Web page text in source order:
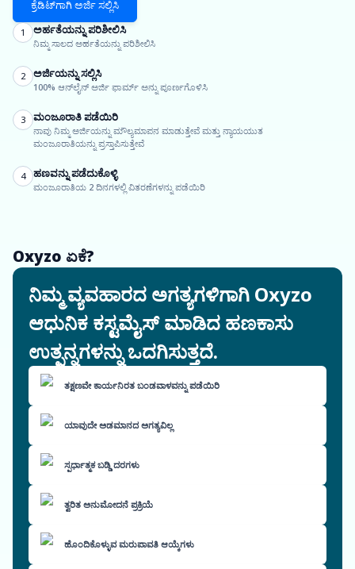
ಕ್ರೆಡಿಟ್‌ಗಾಗಿ ಅರ್ಜಿ ಸಲ್ಲಿಸಿ
1 ಅರ್ಹತೆಯನ್ನು ಪರಿಶೀಲಿಸಿ
ನಿಮ್ಮ ಸಾಲದ ಅರ್ಹತೆಯನ್ನು ಪರಿಶೀಲಿಸಿ
2 ಅರ್ಜಿಯನ್ನು ಸಲ್ಲಿಸಿ
100% ಆನ್‌ಲೈನ್ ಅರ್ಜಿ ಫಾರ್ಮ್ ಅನ್ನು ಪೂರ್ಣಗೊಳಿಸಿ
3 ಮಂಜೂರಾತಿ ಪಡೆಯಿರಿ
ನಾವು ನಿಮ್ಮ ಅರ್ಜಿಯನ್ನು ಮೌಲ್ಯಮಾಪನ ಮಾಡುತ್ತೇವೆ ಮತ್ತು ನ್ಯಾಯಯುತ
ಮಂಜೂರಾತಿಯನ್ನು ಪ್ರಸ್ತಾಪಿಸುತ್ತೇವೆ
4 ಹಣವನ್ನು ಪಡೆದುಕೊಳ್ಳಿ
ಮಂಜೂರಾತಿಯ 2 ದಿನಗಳಲ್ಲಿ ವಿತರಣೆಗಳನ್ನು ಪಡೆಯಿರಿ
Oxyzo ಏಕೆ?
ನಿಮ್ಮ ವ್ಯವಹಾರದ ಅಗತ್ಯಗಳಿಗಾಗಿ Oxyzo
ಆಧುನಿಕ ಕಸ್ಟಮೈಸ್ ಮಾಡಿದ ಹಣಕಾಸು
ಉತ್ಪನ್ನಗಳನ್ನು ಒದಗಿಸುತ್ತದೆ.
ತಕ್ಷಣವೇ ಕಾರ್ಯನಿರತ ಬಂಡವಾಳವನ್ನು ಪಡೆಯಿರಿ
ಯಾವುದೇ ಅಡಮಾನದ ಅಗತ್ಯವಿಲ್ಲ
ಸ್ಪರ್ಧಾತ್ಮಕ ಬಡ್ಡಿ ದರಗಳು
ತ್ವರಿತ ಅನುಮೋದನೆ ಪ್ರಕ್ರಿಯೆ
ಹೊಂದಿಕೊಳ್ಳುವ ಮರುಪಾವತಿ ಆಯ್ಕೆಗಳು